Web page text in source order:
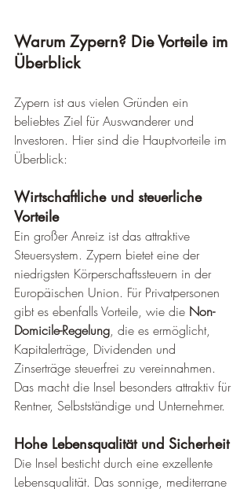
Warum Zypern? Die Vorteile im
Überblick
Zypern ist aus vielen Gründen ein
beliebtes Ziel für Auswanderer und
Investoren. Hier sind die Hauptvorteile im
Überblick:
Wirtschaftliche und steuerliche
Vorteile
Ein großer Anreiz ist das attraktive
Steuersystem. Zypern bietet eine der
niedrigsten Körperschaftssteuern in der
Europäischen Union. Für Privatpersonen
gibt es ebenfalls Vorteile, wie die Non-
Domicile-Regelung, die es ermöglicht,
Kapitalerträge, Dividenden und
Zinserträge steuerfrei zu vereinnahmen.
Das macht die Insel besonders attraktiv für
Rentner, Selbstständige und Unternehmer.
Hohe Lebensqualität und Sicherheit
Die Insel besticht durch eine exzellente
Lebensqualität. Das sonnige, mediterrane